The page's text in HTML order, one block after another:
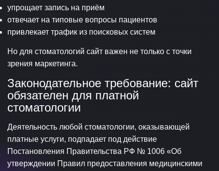
упрощает запись на приём
отвечает на типовые вопросы пациентов
привлекает трафик из поисковых систем
Но для стоматологий сайт важен не только с точки
зрения маркетинга.
Законодательное требование: сайт
обязателен для платной
стоматологии
Деятельность любой стоматологии, оказывающей
платные услуги, подпадает под действие
Постановления Правительства РФ № 1006 «Об
утверждении Правил предоставления медицинскими